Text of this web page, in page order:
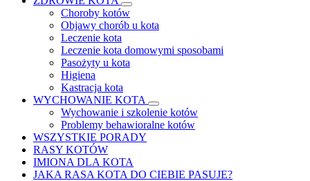
Choroby kotów
Objawy chorób u kota
Leczenie kota
Leczenie kota domowymi sposobami
Pasożyty u kota
Higiena
Kastracja kota
WYCHOWANIE KOTA
Wychowanie i szkolenie kotów
Problemy behawioralne kotów
WSZYSTKIE PORADY
RASY KOTÓW
IMIONA DLA KOTA
JAKA RASA KOTA DO CIEBIE PASUJE?